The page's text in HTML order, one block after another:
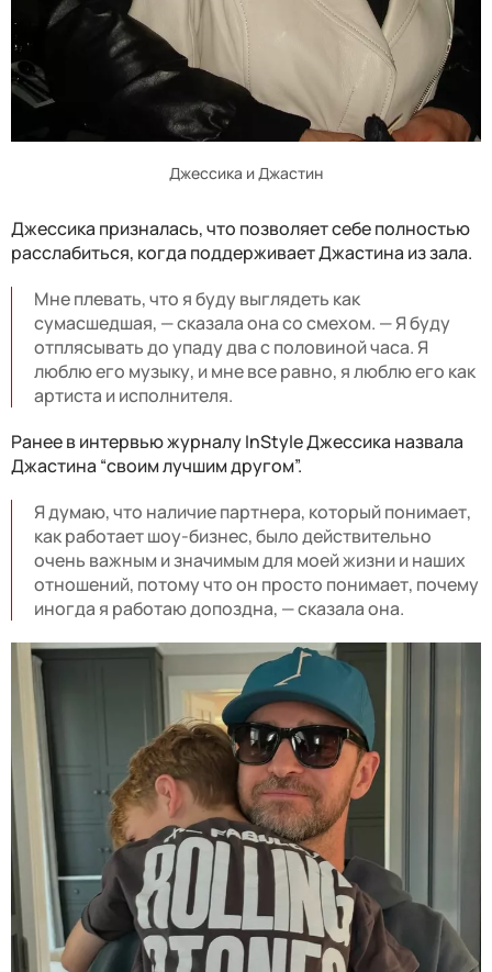
Джессика и Джастин
Джессика призналась, что позволяет себе полностью
расслабиться, когда поддерживает Джастина из зала.
Мне плевать, что я буду выглядеть как
сумасшедшая, — сказала она со смехом. — Я буду
отплясывать до упаду два с половиной часа. Я
люблю его музыку, и мне все равно, я люблю его как
артиста и исполнителя.
Ранее в интервью журналу InStyle Джессика назвала
Джастина “своим лучшим другом”.
Я думаю, что наличие партнера, который понимает,
как работает шоу-бизнес, было действительно
очень важным и значимым для моей жизни и наших
отношений, потому что он просто понимает, почему
иногда я работаю допоздна, — сказала она.